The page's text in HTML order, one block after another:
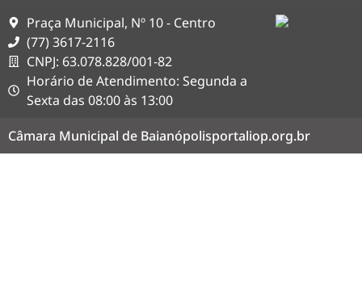
Praça Municipal, Nº 10 - Centro
(77) 3617-2116
CNPJ: 63.078.828/001-82
Horário de Atendimento: Segunda a
Sexta das 08:00 às 13:00
Câmara Municipal de Baianópolisportaliop.org.br